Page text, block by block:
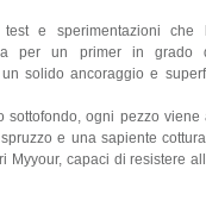
e sperimentazioni che
per un primer in grado
solido ancoraggio e
ogni pezzo viene
e una sapiente
Myyour, capaci di resistere